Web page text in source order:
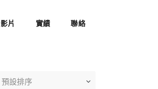
影片 實績 聯絡
預設排序